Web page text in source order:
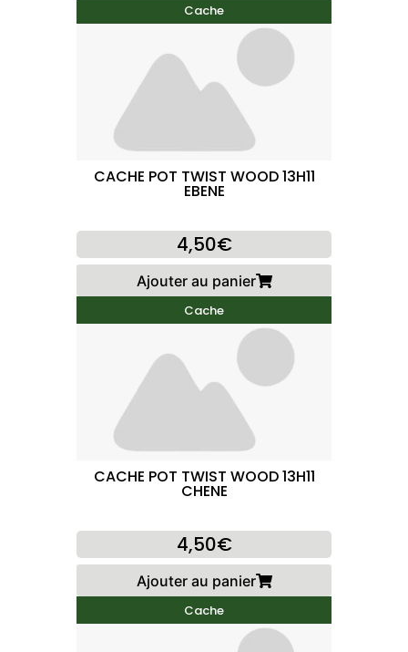
Cache
CACHE POT TWIST WOOD 13H11
EBENE
4,50€
Ajouter au panier
Cache
CACHE POT TWIST WOOD 13H11
CHENE
4,50€
Ajouter au panier
Cache